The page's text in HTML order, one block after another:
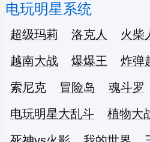
电玩明星系统
超级玛莉 洛克人 火柴
越南大战
爆爆王 炸弹
索尼克
冒险岛 魂斗罗
电玩明星大乱斗
植物大